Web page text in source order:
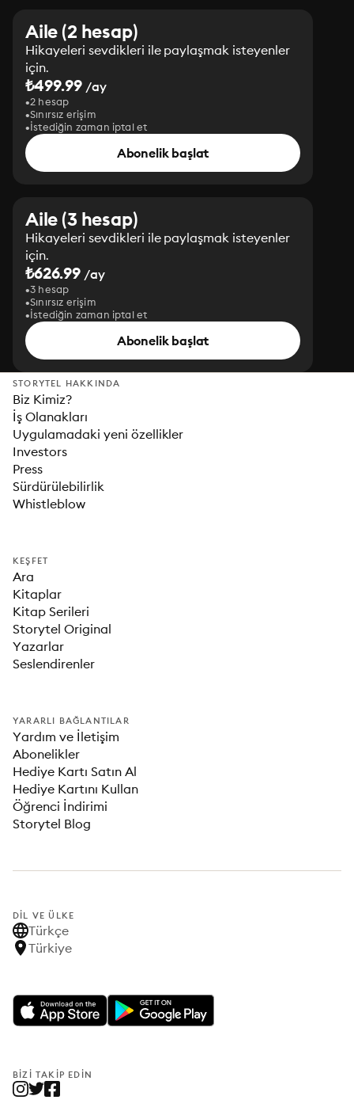
Aile (2 hesap)
Hikayeleri sevdikleri ile paylaşmak isteyenler
için.
₺499.99 /ay
2 hesap
Sınırsız erişim
İstediğin zaman iptal et
Abonelik başlat
Aile (3 hesap)
Hikayeleri sevdikleri ile paylaşmak isteyenler
için.
₺626.99 /ay
3 hesap
Sınırsız erişim
İstediğin zaman iptal et
Abonelik başlat
STORYTEL HAKKINDA
Biz Kimiz?
İş Olanakları
Uygulamadaki yeni özellikler
Investors
Press
Sürdürülebilirlik
Whistleblow
KEŞFET
Ara
Kitaplar
Kitap Serileri
Storytel Original
Yazarlar
Seslendirenler
YARARLI BAĞLANTILAR
Yardım ve İletişim
Abonelikler
Hediye Kartı Satın Al
Hediye Kartını Kullan
Öğrenci İndirimi
Storytel Blog
DIL VE ÜLKE
Türkçe
Türkiye
BIZI TAKIP EDIN